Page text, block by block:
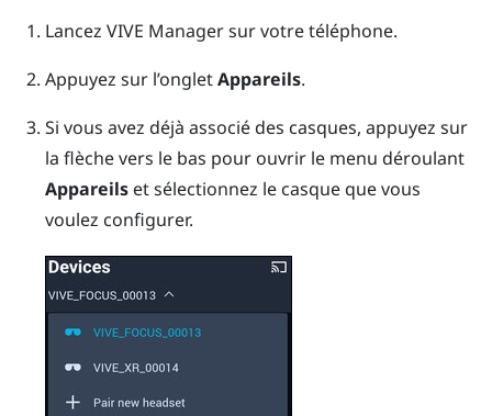
Lancez VIVE Managersur votre téléphone.
Appuyez sur l’ongletAppareils.
Si vous avez déjà associé des casques, appuyez sur
la flèche vers le bas pour ouvrir le menu déroulant
Appareilset sélectionnez le casque que vous
voulez configurer.